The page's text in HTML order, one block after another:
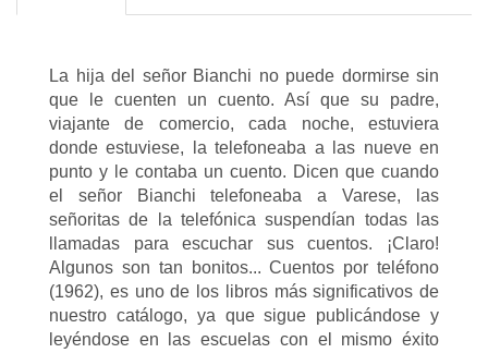
La hija del señor Bianchi no puede dormirse sin
que le cuenten un cuento. Así que su padre,
viajante de comercio, cada noche, estuviera
donde estuviese, la telefoneaba a las nueve en
punto y le contaba un cuento. Dicen que cuando
el señor Bianchi telefoneaba a Varese, las
señoritas de la telefónica suspendían todas las
llamadas para escuchar sus cuentos. ¡Claro!
Algunos son tan bonitos... Cuentos por teléfono
(1962), es uno de los libros más significativos de
nuestro catálogo, ya que sigue publicándose y
leyéndose en las escuelas con el mismo éxito